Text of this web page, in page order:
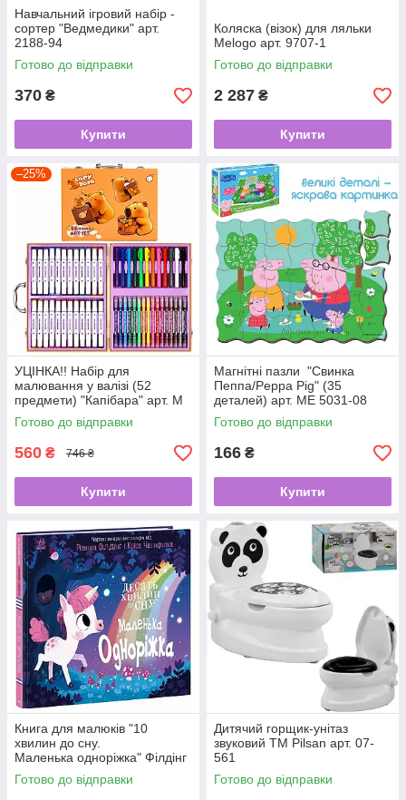
Навчальний ігровий набір -
сортер "Ведмедики" арт.
2188-94
Готово до відправки
370 ₴
Купити
Коляска (візок) для ляльки
Melogo арт. 9707-1
Готово до відправки
2 287 ₴
Купити
–25%
УЦІНКА!! Набір для
малювання у валізі (52
предмети) "Капібара" арт. M
51100
Готово до відправки
560 ₴ 746 ₴
Купити
Магнітні пазли "Свинка
Пеппа/Peppa Pig" (35
деталей) арт. ME 5031-08
Готово до відправки
166 ₴
Купити
Книга для малюків "10
хвилин до сну.
Маленька одноріжка" Філдінг
Ріаннон арт. А1836003У
Готово до відправки
Дитячий горщик-унітаз
звуковий ТМ Pilsan арт. 07-
561
Готово до відправки